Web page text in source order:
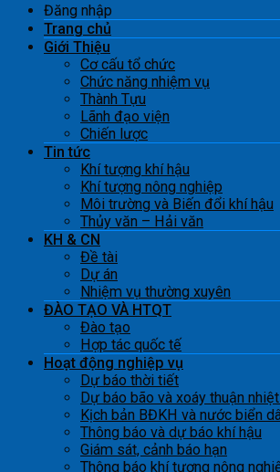
Đăng nhập
Trang chủ
Giới Thiệu
Cơ cấu tổ chức
Chức năng nhiệm vụ
Thành Tựu
Lãnh đạo viện
Chiến lược
Tin tức
Khí tượng khí hậu
Khí tượng nông nghiệp
Môi trường và Biến đổi khí hậu
Thủy văn – Hải văn
KH & CN
Đề tài
Dự án
Nhiệm vụ thường xuyên
ĐÀO TẠO VÀ HTQT
Đào tạo
Hợp tác quốc tế
Hoạt động nghiệp vụ
Dự báo thời tiết
Dự báo bão và xoáy thuận
Kịch bản BĐKH và nước biển
Thông báo và dự báo khí hậu
Giám sát, cảnh báo hạn
Thông báo khí tượng nông